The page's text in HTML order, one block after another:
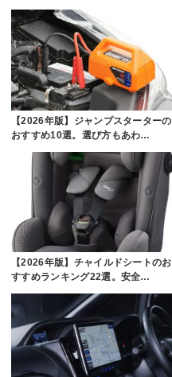
【2026年版】ジャンプスターターの
おすすめ10選。選び方もあわ…
【2026年版】チャイルドシートのお
すすめランキング22選。安全…